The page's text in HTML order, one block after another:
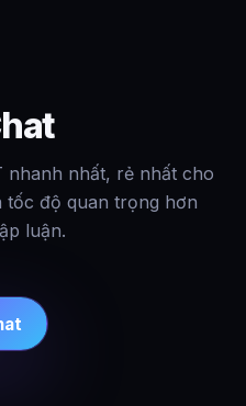
nhanh nhất, rẻ nhất cho
tốc độ quan trọng hơn
luận.